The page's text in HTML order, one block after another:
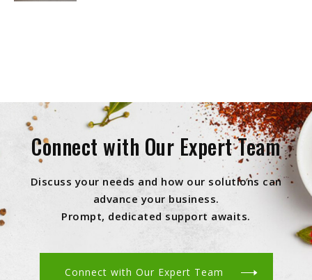
Connect with Our Expert Team
Discuss your needs and how our solutions can
advance your business.
Prompt, dedicated support awaits.
Connect with Our Expert Team